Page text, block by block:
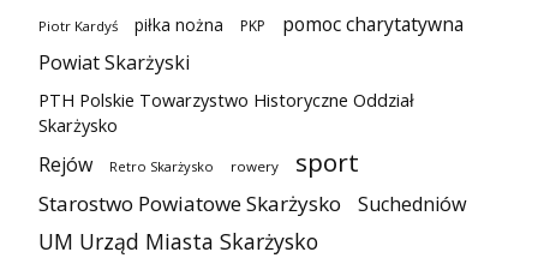
Piotr Kardyś piłka nożna PKP
pomoc charytatywna
Powiat Skarżyski
PTH Polskie Towarzystwo Historyczne Oddział
Skarżysko
Rejów Retro Skarżysko rowery sport
Starostwo Powiatowe Skarżysko Suchedniów
UM Urząd Miasta Skarżysko